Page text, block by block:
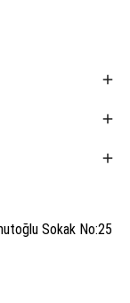
Sokak No:25